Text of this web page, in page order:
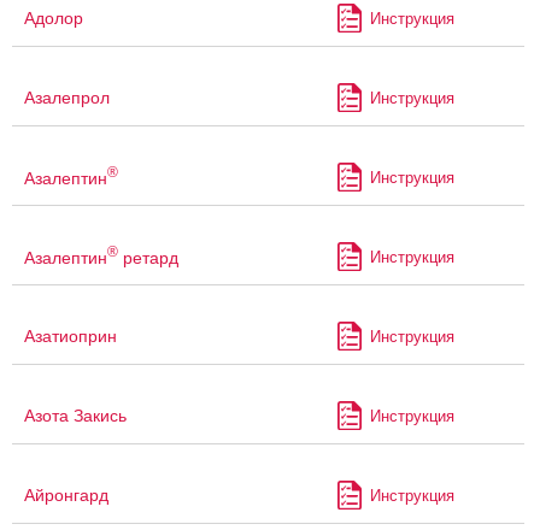
Адолор Инструкция
Азалепрол Инструкция
Азалептин® Инструкция
Азалептин® ретард Инструкция
Азатиоприн Инструкция
Азота Закись Инструкция
Айронгард Инструкция